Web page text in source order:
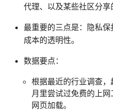
代理、以及某些社区分享
最重要的三点是：隐私
成本的透明性。
数据要点：
根据最近的行业调查
月里尝试过免费的上
网页加载。